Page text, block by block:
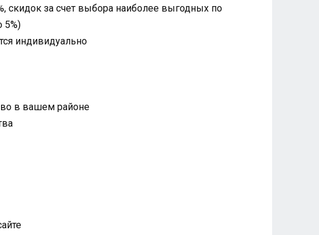
скидок за счет выбора наиболее выгодных по
5%)
индивидуально
в вашем районе